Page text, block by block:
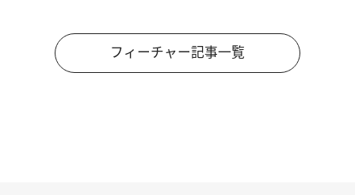
フィーチャー記事一覧